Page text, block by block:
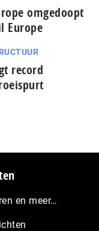
omgedoopt
Europe
record
en meer…